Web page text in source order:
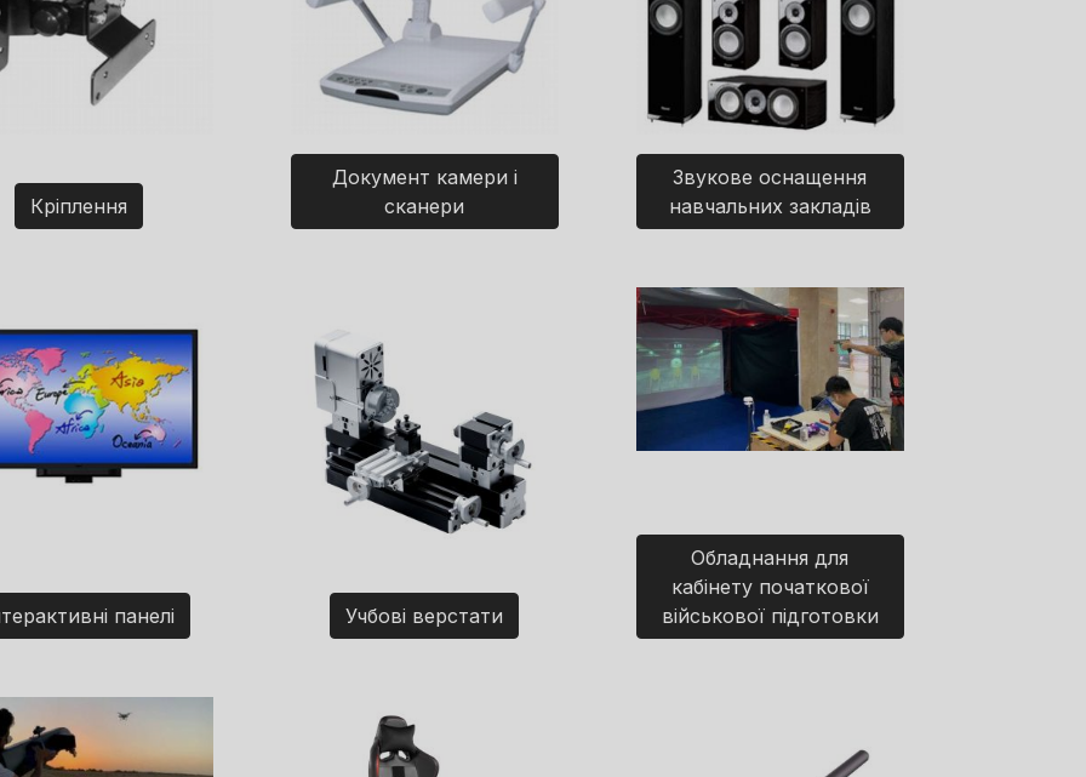
Кріплення
Документ камери і
сканери
Звукове оснащення
навчальних закладів
панелі Учбові верстати
Обладнання для
кабінету початкової
військової підготовки